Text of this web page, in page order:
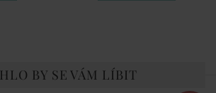
BY SE VÁM LÍBIT